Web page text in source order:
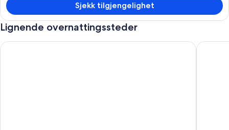
Sjekk tilgjengelighet
Lignende overnattingssteder
Castle perle i Loire-dalen Hideaway